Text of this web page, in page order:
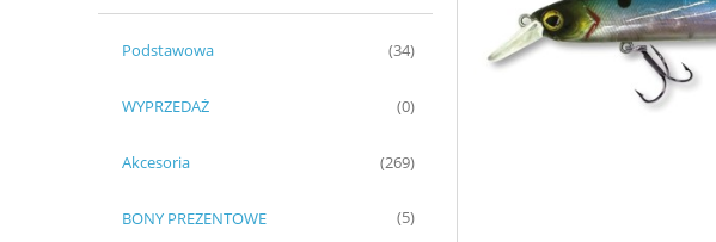
Podstawowa (34)
WYPRZEDAŻ (0)
Akcesoria (269)
BONY PREZENTOWE (5)